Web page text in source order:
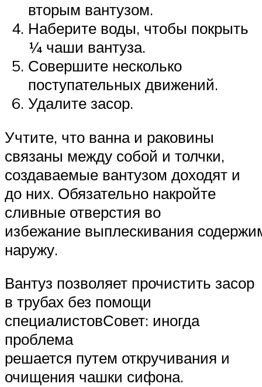
вторым вантузом.
Наберите воды, чтобы покрыть
¼ чаши вантуза.
Совершите несколько
поступательных движений.
Удалите засор.
Учтите, что ванна и раковины
связаны между собой и толчки,
создаваемые вантузом доходят и
до них. Обязательно накройте
сливные отверстия во
избежание выплескивания
наружу.
Вантуз позволяет прочистить засор
в трубах без помощи
специалистовСовет: иногда
проблема
решается путем откручивания и
очищения чашки сифона.